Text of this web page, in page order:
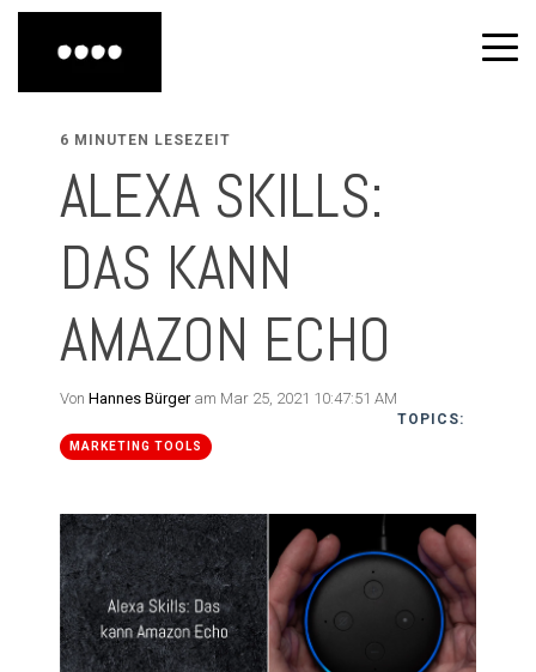
6 MINUTEN LESEZEIT
ALEXA SKILLS:
DAS KANN
AMAZON ECHO
Von Hannes Bürgeram Mar 25, 2021 10:47:51 AM
TOPICS:
MARKETING TOOLS